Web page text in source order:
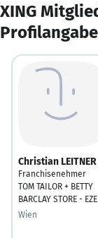
XING
Christian LEITNER
Franchisenehmer
TOM TAILOR + BETTY
BARCLAY STORE - EZE
Wien